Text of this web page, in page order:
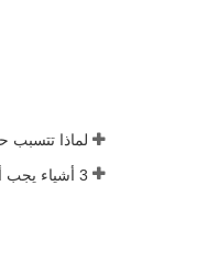
لماذا
3 أشياء يجب أن تعرفها قبل شراء مصعد